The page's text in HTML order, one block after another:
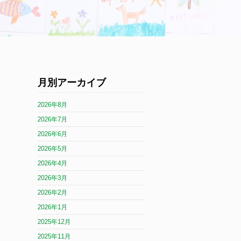
月別アーカイブ
2026年8月
2026年7月
2026年6月
2026年5月
2026年4月
2026年3月
2026年2月
2026年1月
2025年12月
2025年11月